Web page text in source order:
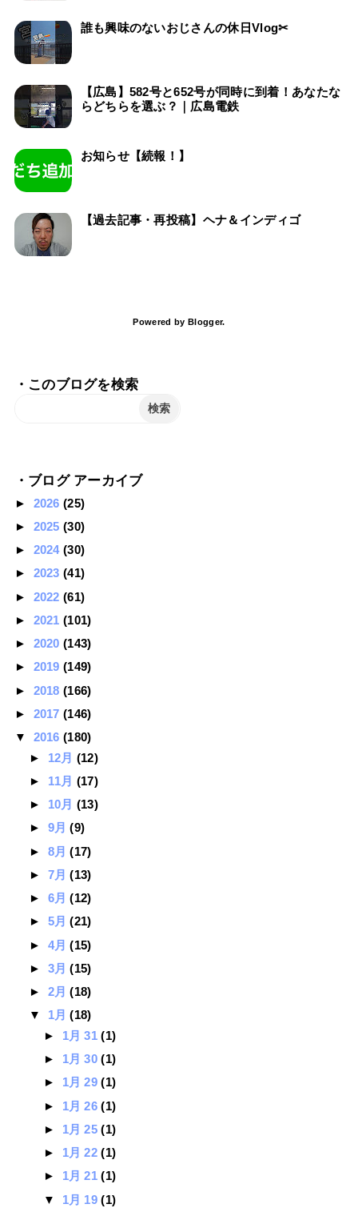
誰も興味のないおじさんの休日Vlog✂
【広島】582号と652号が同時に到着！あなたな
らどちらを選ぶ？｜広島電鉄
お知らせ【続報！】
【過去記事・再投稿】ヘナ＆インディゴ
Powered by Blogger.
・このブログを検索
・ブログ アーカイブ
► 2026(25)
► 2025(30)
► 2024(30)
► 2023(41)
► 2022(61)
► 2021(101)
► 2020(143)
► 2019(149)
► 2018(166)
► 2017(146)
▼ 2016(180)
► 12月 (12)
► 11月 (17)
► 10月 (13)
► 9月(9)
► 8月(17)
► 7月(13)
► 6月(12)
► 5月(21)
► 4月(15)
► 3月(15)
► 2月(18)
▼ 1月(18)
► 1月 31(1)
► 1月 30(1)
► 1月 29(1)
► 1月 26(1)
► 1月 25(1)
► 1月 22(1)
► 1月 21(1)
▼ 1月 19(1)